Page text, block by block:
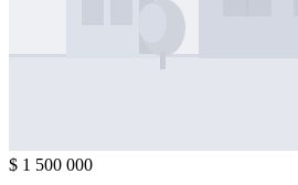
$ 1 500 000